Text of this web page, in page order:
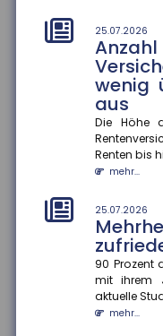
25.07.2026
wenig
aus
Die Höhe
Renten bis
mehr...
25.07.2026
90 Prozent
mit ihrem
aktuelle
mehr...
stark an
Im Juli stieg
beträgt nun
aktuellen
mehr...
21.07.2026
Zu
Hamburg
mehr...
21.07.2026